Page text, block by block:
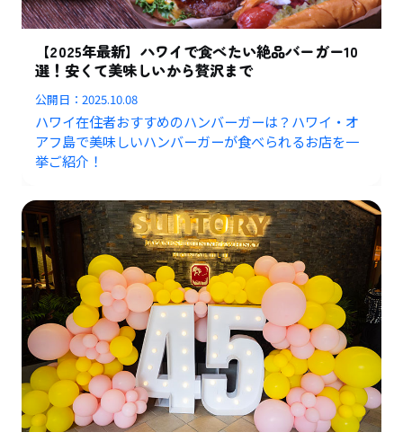
【2025年最新】ハワイで食べたい絶品バーガー10
選！安くて美味しいから贅沢まで
公開日：2025.10.08
ハワイ在住者おすすめのハンバーガーは？ハワイ・オ
アフ島で美味しいハンバーガーが食べられるお店を一
挙ご紹介！